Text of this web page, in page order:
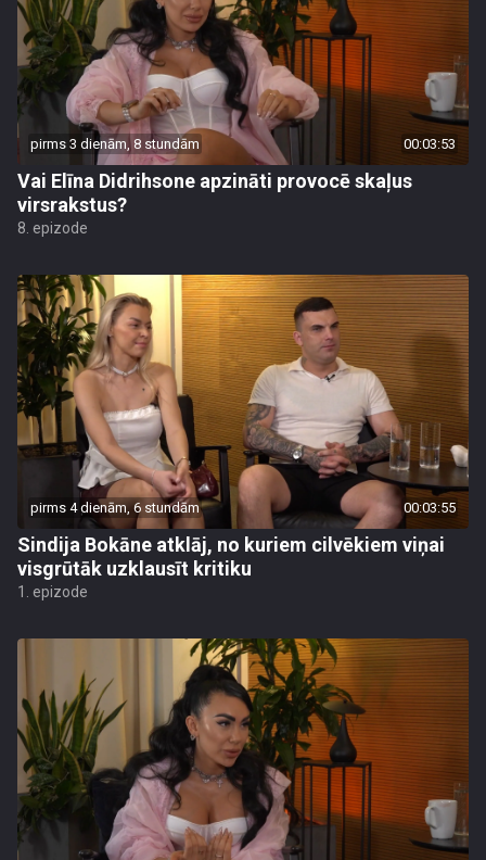
pirms 3 dienām, 8 stundām 00:03:53
Vai Elīna Didrihsone apzināti provocē skaļus
virsrakstus?
8. epizode
pirms 4 dienām, 6 stundām 00:03:55
Sindija Bokāne atklāj, no kuriem cilvēkiem viņai
visgrūtāk uzklausīt kritiku
1. epizode